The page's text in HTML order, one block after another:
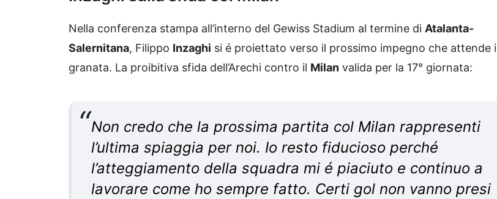
Nella conferenza stampa all’interno del Gewiss Stadium al termine di Atalanta-
Salernitana, Filippo Inzaghi si é proiettato verso il prossimo impegno che attende i
granata. La proibitiva sfida dell’Arechi contro il Milan valida per la 17° giornata:
Non credo che la prossima partita col Milan rappresenti
l’ultima spiaggia per noi. Io resto fiducioso perché
l’atteggiamento della squadra mi é piaciuto e continuo a
lavorare come ho sempre fatto. Certi gol non vanno presi